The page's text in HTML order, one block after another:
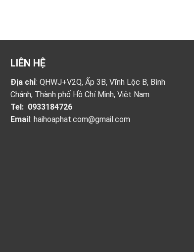
LIÊN HỆ
Địa chỉ: QHWJ+V2Q, Ấp 3B, Vĩnh Lộc B, Bình
Chánh, Thành phố Hồ Chí Minh, Việt Nam
Tel: 0933184726
Email: haihoaphat.com@gmail.com